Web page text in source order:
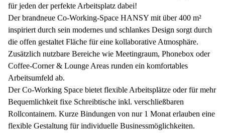
für jeden der perfekte Arbeitsplatz dabei!
Der brandneue Co-Working-Space HANSY mit über 400 m²
inspiriert durch sein modernes und schlankes Design sorgt durch
die offen gestaltet Fläche für eine kollaborative Atmosphäre.
Zusätzlich nutzbare Bereiche wie Meetingraum, Phonebox oder
Coffee-Corner & Lounge Areas runden ein komfortables
Arbeitsumfeld ab.
Der Co-Working Space bietet flexible Arbeitsplätze oder für mehr
Bequemlichkeit fixe Schreibtische inkl. verschließbaren
Rollcontainern. Kurze Bindungen von nur 1 Monat erlauben eine
flexible Gestaltung für individuelle Businessmöglichkeiten.